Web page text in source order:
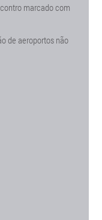
marcado com
de aeroportos não